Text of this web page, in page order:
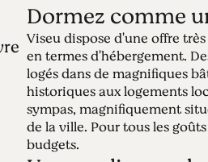
54 -
à trois reprises
heures vous guidera à
noble faite de granit et
Dormez comme
Viseu dispose d'une offre
en termes d'hébergement.
logés dans de magnifiques
historiques aux logements
sympas, magnifiquement
de la ville. Pour tous les
budgets.